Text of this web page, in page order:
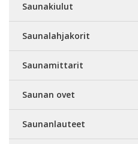
Saunakiulut
Saunalahjakorit
Saunamittarit
Saunan ovet
Saunanlauteet